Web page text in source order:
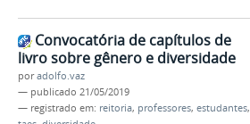
Convocatória de capítulos de
livro sobre gênero e diversidade
poradolfo.vaz
— publicado 21/05/2019
— registrado em: reitoria, professores, estudantes,